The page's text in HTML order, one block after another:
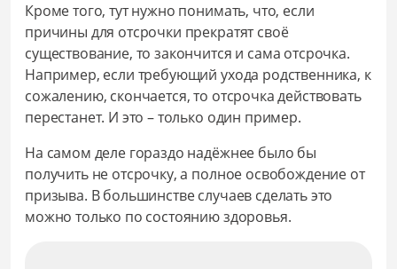
Кроме того, тут нужно понимать, что, если
причины для отсрочки прекратят своё
существование, то закончится и сама отсрочка.
Например, если требующий ухода родственника, к
сожалению, скончается, то отсрочка действовать
перестанет. И это – только один пример.
На самом деле гораздо надёжнее было бы
получить не отсрочку, а полное освобождение от
призыва. В большинстве случаев сделать это
можно только по состоянию здоровья.